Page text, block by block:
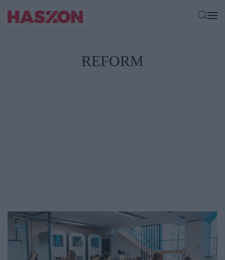
REFORM